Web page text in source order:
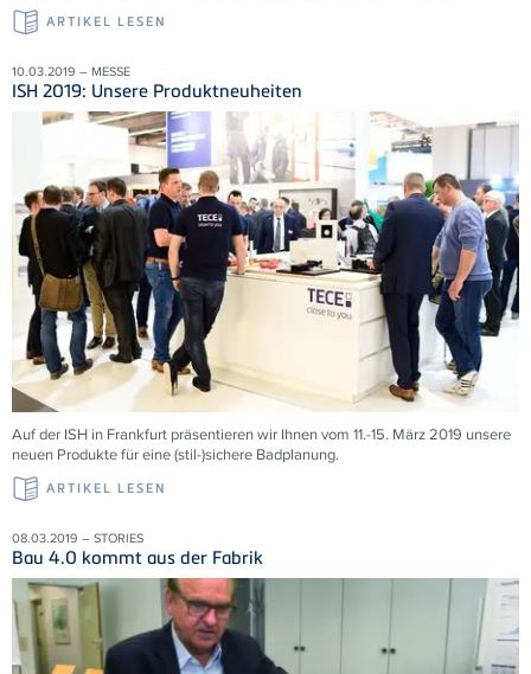
ARTIKEL LESEN
10.03.2019 – MESSE
ISH 2019: Unsere Produktneuheiten
Auf der ISH in Frankfurt präsentieren wir Ihnen vom 11.-15. März 2019 unsere
neuen Produkte für eine (stil-)sichere Badplanung.
ARTIKEL LESEN
08.03.2019 – STORIES
Bau 4.0 kommt aus der Fabrik